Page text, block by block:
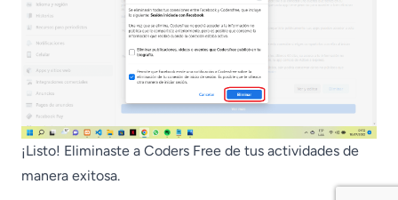
¡Listo! Eliminaste a Coders Free de tus actividades de
manera exitosa.